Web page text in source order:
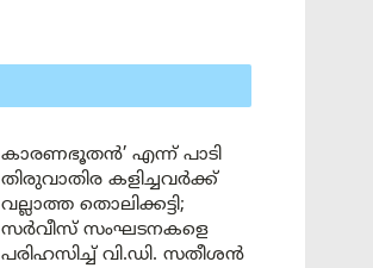
കാരണഭൂതൻ’ എന്ന് പാടി
തിരുവാതിര കളിച്ചവർക്ക്
വല്ലാത്ത തൊലിക്കട്ടി;
സർവീസ് സംഘടനകളെ
പരിഹസിച്ച് വി.ഡി. സതീശൻ